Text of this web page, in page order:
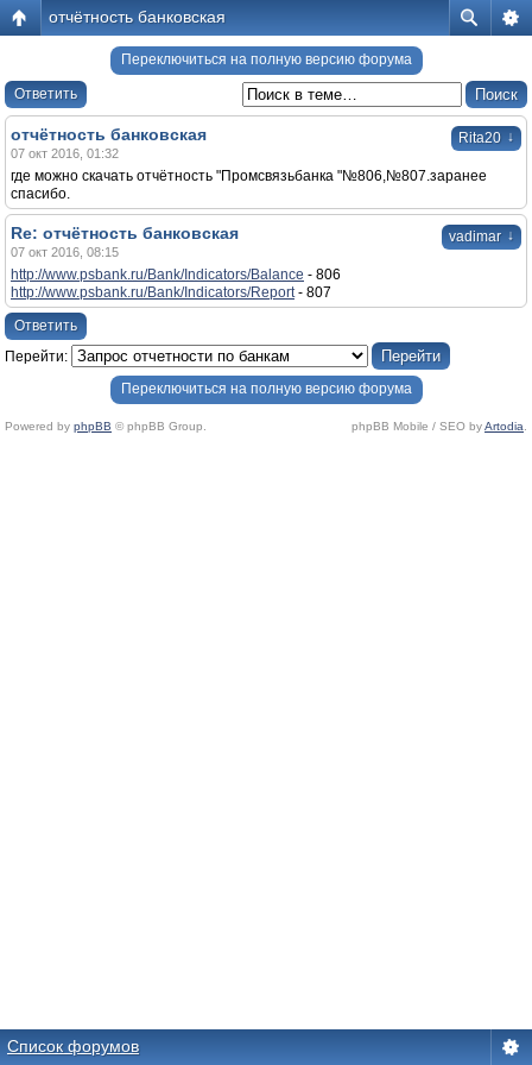
отчётность банковская
Переключиться на полную версию форума
Ответить
Rita20 ↓
отчётность банковская
07 окт 2016, 01:32
где можно скачать отчётность "Промсвязьбанка "№806,№807.заранее
спасибо.
vadimar ↓
Re: отчётность банковская
07 окт 2016, 08:15
http://www.psbank.ru/Bank/Indicators/Balance - 806
http://www.psbank.ru/Bank/Indicators/Report- 807
Ответить
Перейти:
Переключиться на полную версию форума
Powered by phpBB © phpBB Group. phpBB Mobile / SEO byArtodia
Список форумов